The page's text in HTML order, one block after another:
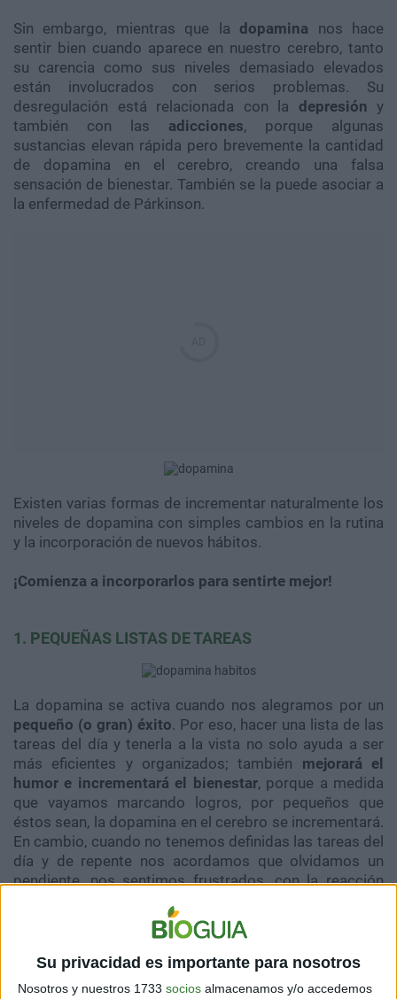
Su privacidad es importante para nosotros
Nosotros y nuestros 1733 socios almacenamos y/o accedemos
Sin embargo, mientras que la dopamina nos hace
sentir bien cuando aparece en nuestro cerebro, tanto
su carencia como sus niveles demasiado elevados
están involucrados con serios problemas. Su
desregulación está relacionada con la depresión y
también con las adicciones, porque algunas
sustancias elevan rápida pero brevemente la cantidad
de dopamina en el cerebro, creando una falsa
sensación de bienestar. También se la puede asociar a
la enfermedad de Párkinson.
Existen varias formas de incrementar naturalmente los
niveles de dopamina con simples cambios en la rutina
y la incorporación de nuevos hábitos.
¡Comienza a incorporarlos para sentirte mejor!
1. PEQUEÑAS LISTAS DE TAREAS
La dopamina se activa cuando nos alegramos por un
pequeño (o gran) éxito. Por eso, hacer una lista de las
tareas del día y tenerla a la vista no solo ayuda a ser
más eficientes y organizados; también mejorará el
humor e incrementará el bienestar, porque a medida
que vayamos marcando logros, por pequeños que
éstos sean, la dopamina en el cerebro se incrementará.
En cambio, cuando no tenemos definidas las tareas del
día y de repente nos acordamos que olvidamos un
pendiente, nos sentimos frustrados, con la reacción